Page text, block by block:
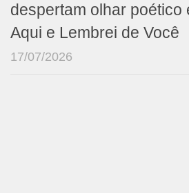
despertam olhar poético
Aqui e Lembrei de Você
17/07/2026